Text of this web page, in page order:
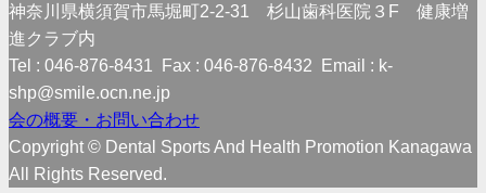
神奈川県横須賀市馬堀町2-2-31 杉山歯科医院３F 健康増
進クラブ内
Tel : 046-876-8431 Fax : 046-876-8432 Email : k-
shp@smile.ocn.ne.jp
会の概要・お問い合わせ
Copyright © Dental Sports And Health Promotion Kanagawa
All Rights Reserved.